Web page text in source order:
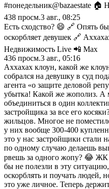
#понедельник@bazaestate
438 просм.3 авг., 08:25
Есть сходство? 😄 🔗 Опять
оскорбляет девушек 🔗
Недвижимость Live 📲 Max
436 просм.3 авг., 05:16
Аххахах клоун, какой же
собрался на девушку в суд
агента «о защите деловой
убытка! Какой же жополиз. А
объединиться в один
застройщика за все его
жильцов. Многое не
у них вообще 300-400
это у нас застройщики стали
по одному случаю делаешь
рвешь за одного жопу? 😂
бы не полезли в эту
оскорблять и поучать людей,
это уже личное. Теперь